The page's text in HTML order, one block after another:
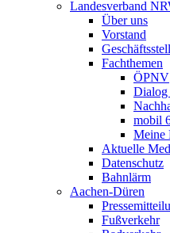
Landesverband
Über uns
Vorstand
Fachthemen
ÖPNV
Dialog
mobil
Meine
Aktuelle
Datenschutz
Bahnlärm
Aachen-Düren
Fußverkehr